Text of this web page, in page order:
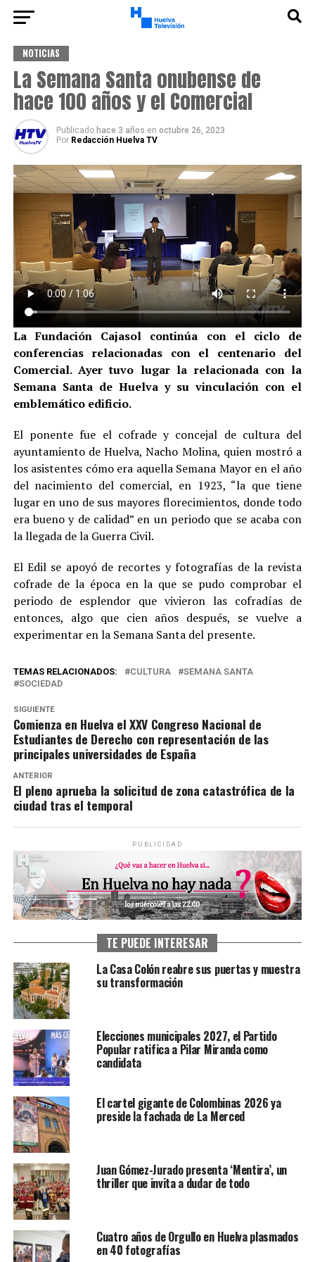
NOTICIAS
La Semana Santa onubense de
hace 100 años y el Comercial
Publicado hace 3 años en octubre 26, 2023
Por Redacción Huelva TV
La Fundación Cajasol continúa con el ciclo de
conferencias relacionadas con el centenario del
Comercial. Ayer tuvo lugar la relacionada con la
Semana Santa de Huelva y su vinculación con el
emblemático edificio.
El ponente fue el cofrade y concejal de cultura del
ayuntamiento de Huelva, Nacho Molina, quien mostró a
los asistentes cómo era aquella Semana Mayor en el año
del nacimiento del comercial, en 1923, “la que tiene
lugar en uno de sus mayores florecimientos, donde todo
era bueno y de calidad” en un periodo que se acaba con
la llegada de la Guerra Civil.
El Edil se apoyó de recortes y fotografías de la revista
cofrade de la época en la que se pudo comprobar el
periodo de esplendor que vivieron las cofradías de
entonces, algo que cien años después, se vuelve a
experimentar en la Semana Santa del presente.
TEMAS RELACIONADOS: CULTURA
SEMANA SANTA
SOCIEDAD
SIGUIENTE
Comienza en Huelva el XXV Congreso Nacional de
Estudiantes de Derecho con representación de las
principales universidades de España
ANTERIOR
El pleno aprueba la solicitud de zona catastrófica de la
ciudad tras el temporal
PUBLICIDAD
TE PUEDE INTERESAR
La Casa Colón reabre sus puertas y muestra
su transformación
Elecciones municipales 2027, el Partido
Popular ratifica a Pilar Miranda como
candidata
El cartel gigante de Colombinas 2026 ya
preside la fachada de La Merced
Juan Gómez-Jurado presenta ‘Mentira’, un
thriller que invita a dudar de todo
Cuatro años de Orgullo en Huelva plasmados
en 40 fotografías